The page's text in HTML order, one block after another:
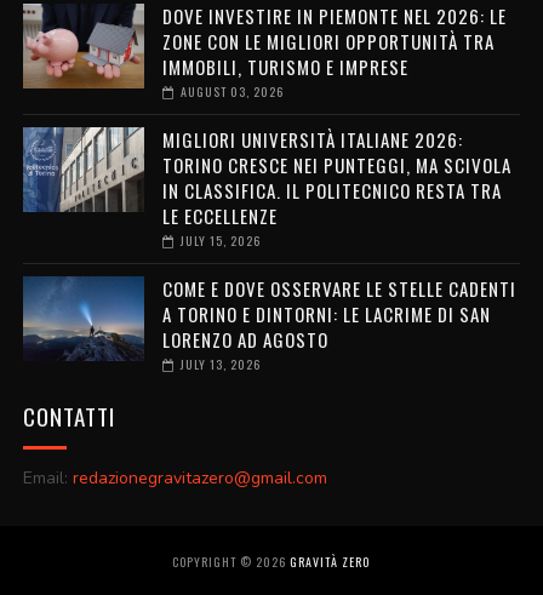
DOVE INVESTIRE IN PIEMONTE NEL 2026: LE
ZONE CON LE MIGLIORI OPPORTUNITÀ TRA
IMMOBILI, TURISMO E IMPRESE
AUGUST 03, 2026
MIGLIORI UNIVERSITÀ ITALIANE 2026:
TORINO CRESCE NEI PUNTEGGI, MA SCIVOLA
IN CLASSIFICA. IL POLITECNICO RESTA TRA
LE ECCELLENZE
JULY 15, 2026
COME E DOVE OSSERVARE LE STELLE CADENTI
A TORINO E DINTORNI: LE LACRIME DI SAN
LORENZO AD AGOSTO
JULY 13, 2026
CONTATTI
Email: redazionegravitazero@gmail.com
COPYRIGHT © 2026GRAVITÀ ZERO